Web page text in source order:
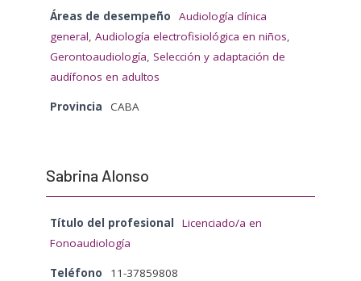
Áreas de desempeño
Audiología clínica
general, Audiología electrofisiológica en niños,
Gerontoaudiología, Selección y adaptación de
audífonos en adultos
Provincia CABA
Sabrina Alonso
Título del profesional
Licenciado/a en
Fonoaudiología
Teléfono 11-37859808